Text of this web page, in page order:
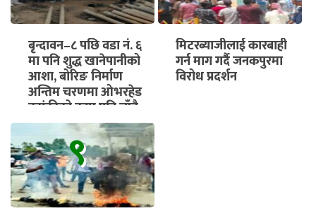
बृन्दावन–८ पछि वडा नं. ६
मा पनि शुद्ध खानेपानीको
आशा, बोरिङ निर्माण
अन्तिम चरणमा ओभरहेड
ट्यांकीको काम पनि चाँडै
सुरु हुने
मिटरब्याजीलाई कारबाही
गर्न माग गर्दै जनकपुरमा
विरोध प्रदर्शन
९